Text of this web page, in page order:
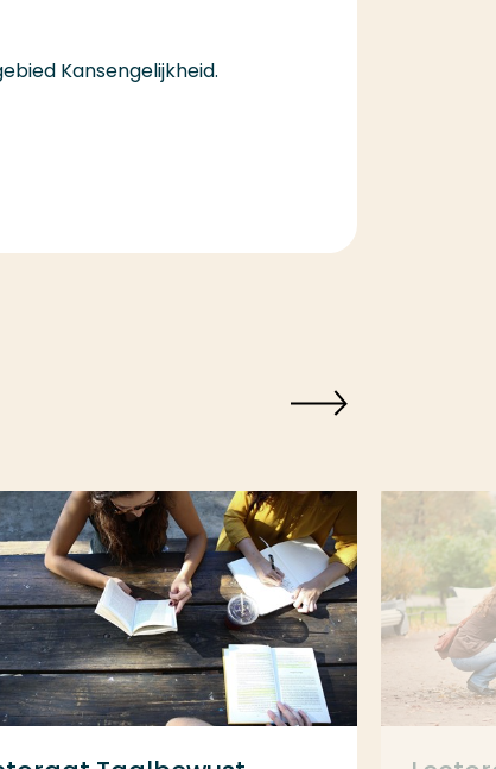
Kansengelijkheid.